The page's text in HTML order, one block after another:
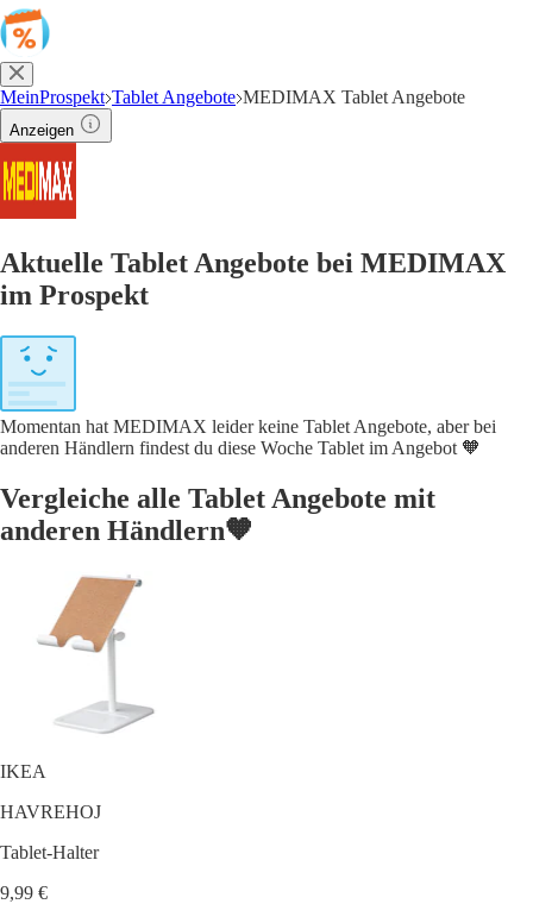
MeinProspekt Tablet Angebote MEDIMAX Tablet Angebote
Anzeigen
Aktuelle Tablet Angebote bei MEDIMAX
im Prospekt
Momentan hat MEDIMAX leider keine Tablet Angebote, aber bei
anderen Händlern findest du diese Woche Tablet im Angebot 🧡
Vergleiche alle Tablet Angebote mit
anderen Händlern🧡
IKEA
HAVREHOJ
Tablet-Halter
9,99 €